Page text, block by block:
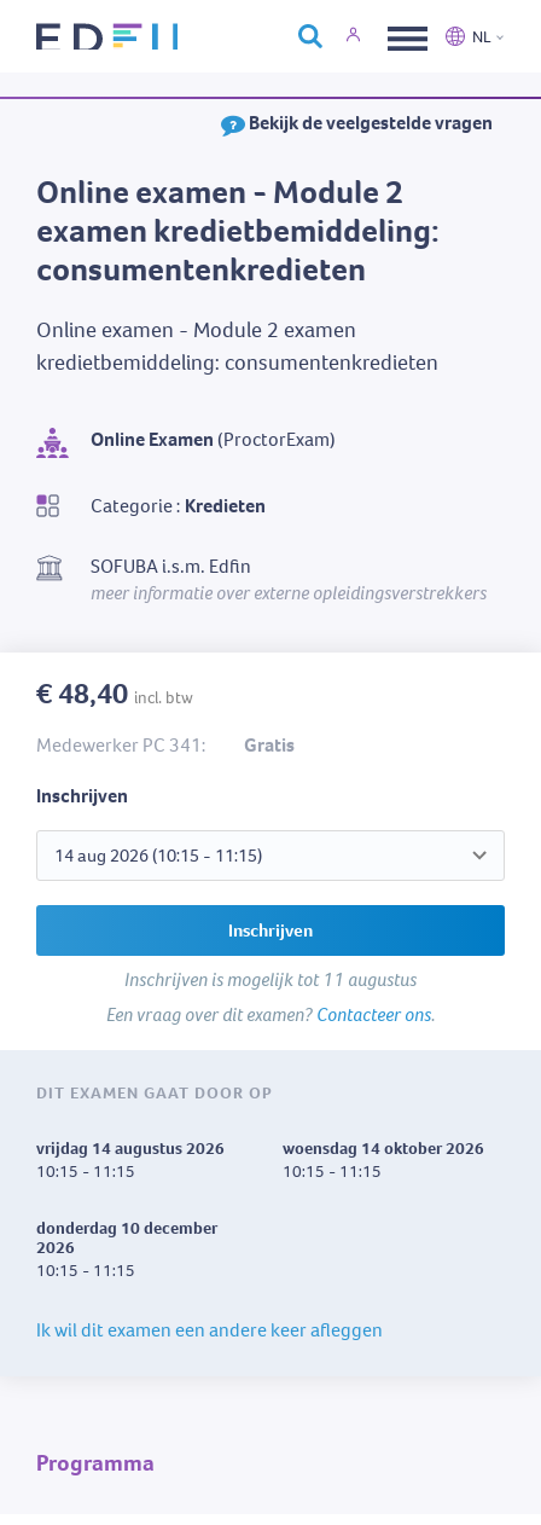
Over Edfin
Kalender
NL
Français
Bekijk de veelgestelde vragen
Online Examen(ProctorExam)
Categorie : Kredieten
SOFUBA i.s.m. Edfin
meer informatie over externe opleidingsverstrekkers
Online examen - Module 2
examen kredietbemiddeling:
consumentenkredieten
Online examen - Module 2 examen
kredietbemiddeling: consumentenkredieten
€ 48,40 incl. btw
Medewerker PC 341:
Gratis
Inschrijven
Inschrijven
Inschrijven is mogelijk tot 11 augustus
Een vraag over dit examen?Contacteer ons.
DIT EXAMEN GAAT DOOR OP
vrijdag 14 augustus 2026
10:15 - 11:15
woensdag 14 oktober 2026
10:15 - 11:15
donderdag 10 december
2026
10:15 - 11:15
Ik wil dit examen een andere keer afleggen
Programma